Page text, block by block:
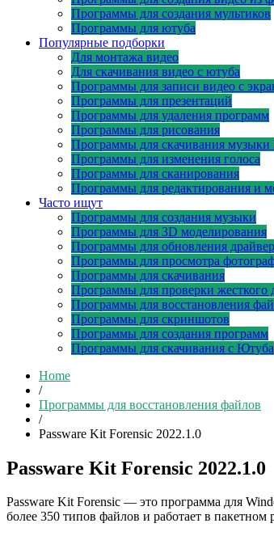
Программы для создания мультиков
Программы для ютуба
Популярные подборки
Для монтажа видео
Для скачивания видео с ютуба
Программы для записи видео с
Программы для презентаций
Программы для удаления программ
Программы для рисования
Программы для скачивания
Программы для изменения голоса
Программы для сканирования
Программы для редактирования и
Часто ищут
Программы для создания музыки
Программы для 3D моделирования
Программы для обновления
Программы для просмотра
Программы для скачивания
Программы для проверки жесткого
Программы для восстановления
Программы для скриншотов
Программы для создания программ
Программы для скачивания с Ютуба
Home
/
Программы для восстановления файлов
/
Passware Kit Forensic 2022.1.0
Passware Kit Forensic 2022.1.0
Passware Kit Forensic — это программа для
более 350 типов файлов и работает в